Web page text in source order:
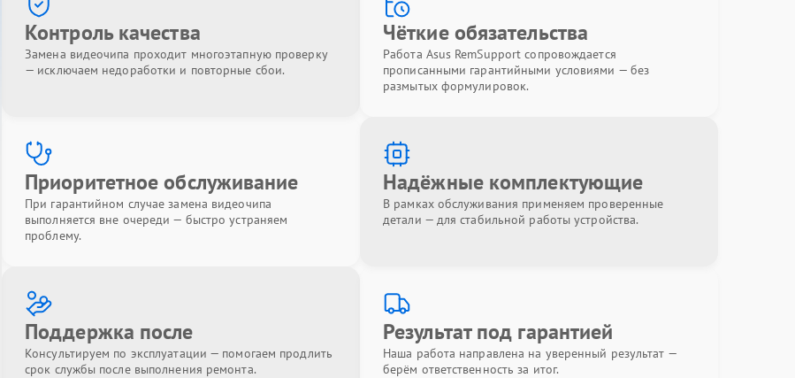
Контроль качества
Замена видеочипа проходит многоэтапную проверку
— исключаем недоработки и повторные сбои.
Чёткие обязательства
Работа Asus RemSupport сопровождается
прописанными гарантийными условиями — без
размытых формулировок.
Приоритетное обслуживание
При гарантийном случае замена видеочипа
выполняется вне очереди — быстро устраняем
проблему.
Надёжные комплектующие
В рамках обслуживания применяем проверенные
детали — для стабильной работы устройства.
Поддержка после
Консультируем по эксплуатации — помогаем продлить
срок службы после выполнения ремонта.
Результат под гарантией
Наша работа направлена на уверенный результат —
берём ответственность за итог.